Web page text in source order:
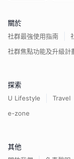
關於
社群最強使用指南
社群焦點功能及升級計
探索
U Lifestyle Travel
e-zone
其他